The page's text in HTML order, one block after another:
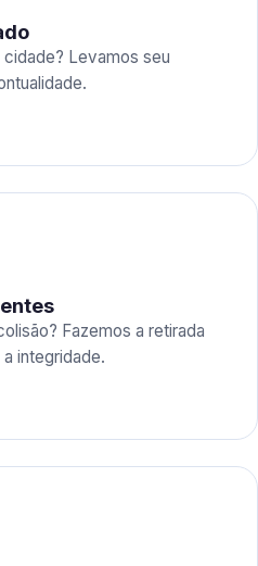
Levamos seu
Fazemos a retirada
integridade.